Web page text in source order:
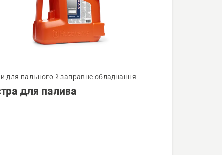
для пального й заправне обладнання
для палива